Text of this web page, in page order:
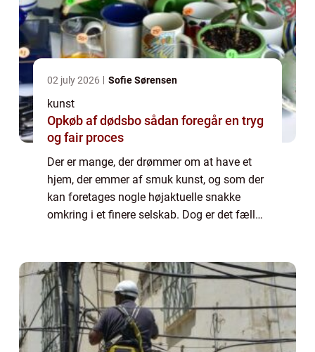
02 july 2026 Sofie Sørensen
kunst
Opkøb af dødsbo sådan foregår en tryg
og fair proces
Der er mange, der drømmer om at have et
hjem, der emmer af smuk kunst, og som der
kan foretages nogle højaktuelle snakke
omkring i et finere selskab. Dog er det fælles